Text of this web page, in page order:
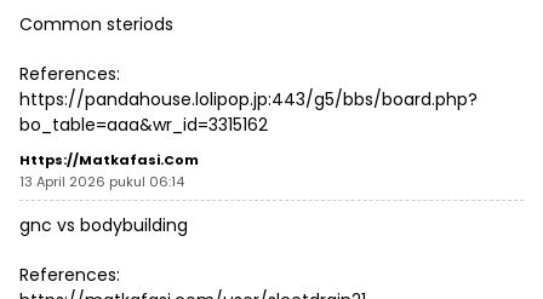
Common steriods
References:
https://pandahouse.lolipop.jp:443/g5/bbs/board.php?
bo_table=aaa&wr_id=3315162
Https://matkafasi.com
13 April 2026 pukul 06:14
gnc vs bodybuilding
References: